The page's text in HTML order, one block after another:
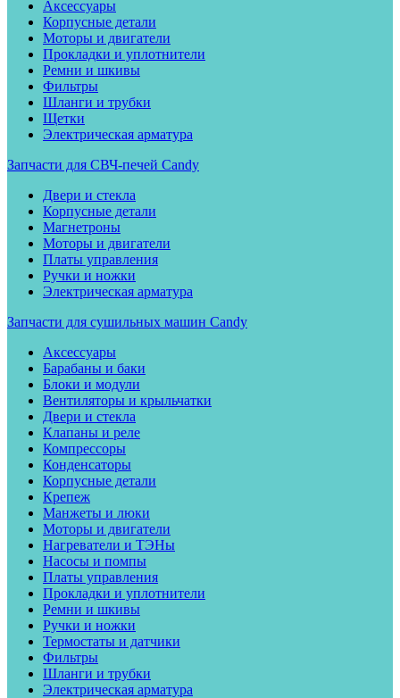
Аксессуары
Корпусные детали
Моторы и двигатели
Прокладки и уплотнители
Ремни и шкивы
Фильтры
Шланги и трубки
Щетки
Электрическая арматура
Запчасти для СВЧ-печей Candy
Двери и стекла
Корпусные детали
Магнетроны
Моторы и двигатели
Платы управления
Ручки и ножки
Электрическая арматура
Запчасти для сушильных машин Candy
Аксессуары
Барабаны и баки
Блоки и модули
Вентиляторы и крыльчатки
Двери и стекла
Клапаны и реле
Компрессоры
Конденсаторы
Корпусные детали
Крепеж
Манжеты и люки
Моторы и двигатели
Нагреватели и ТЭНы
Насосы и помпы
Платы управления
Прокладки и уплотнители
Ремни и шкивы
Ручки и ножки
Термостаты и датчики
Фильтры
Шланги и трубки
Электрическая арматура